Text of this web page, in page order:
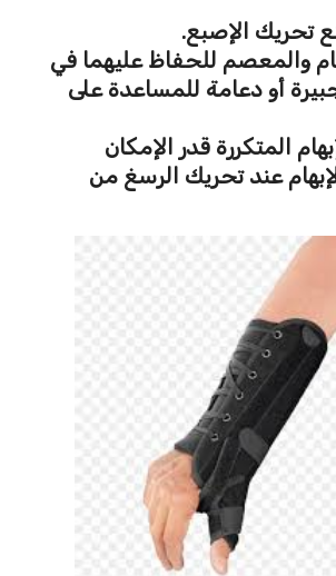
الإصبع.
والمعصم للحفاظ عليهما في
أو دعامة للمساعدة على
المتكررة قدر الإمكان
عند تحريك الرسغ من